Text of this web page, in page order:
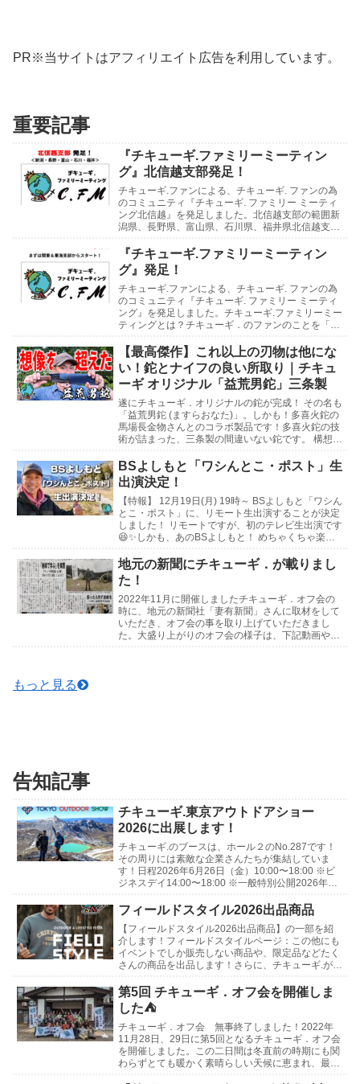
PR※当サイトはアフィリエイト広告を利用しています。
重要記事
『チキューギ.ファミリーミーティン
グ』北信越支部発足！
チキューギ.ファンによる、チキューギ. ファンの為
のコミュニティ『チキューギ. ファミリー ミーティ
ング北信越』を発足しました。北信越支部の範囲新
潟県、長野県、富山県、石川県、福井県北信越支部
に...
『チキューギ.ファミリーミーティン
グ』発足！
チキューギ.ファンによる、チキューギ. ファンの為
のコミュニティ『チキューギ. ファミリー ミーティ
ング』を発足しました。チキューギ.ファミリーミー
ティングとは？チキューギ．のファンのことを「チ
【最高傑作】これ以上の刃物は他にな
い！鉈とナイフの良い所取り｜チキュ
ーギ オリジナル「益荒男鉈」三条製
遂にチキューギ．オリジナルの鉈が完成！ その名も
「益荒男鉈 (ますらおなた)」。しかも！多喜火鉈の
馬場長金物さんとのコラボ製品です！多喜火鉈の技
術が詰まった、三条製の間違いない鉈です。 構想3
覧...
BSよしもと「ワシんとこ・ポスト」生
出演決定！
【特報】 12月19日(月) 19時～ BSよしもと「ワシん
とこ・ポスト」に、リモート生出演することが決定
しました！ リモートですが、初のテレビ生出演です
😆✨しかも、あのBSよしもと！ めちゃくちゃ楽し
地元の新聞にチキューギ．が載りまし
た！
2022年11月に開催しましたチキューギ．オフ会の
時に、地元の新聞社「妻有新聞」さんに取材をして
いただき、オフ会の事を取り上げていただきまし
た。大盛り上がりのオフ会の様子は、下記動画や写
もっと見る
告知記事
チキューギ.東京アウトドアショー
2026に出展します！
チキューギ.のブースは、ホール２のNo.287です！
その周りには素敵な企業さんたちが集結していま
す！日程2026年6月26日（金）10:00〜18:00 ※ビ
ジネスデイ14:00〜18:00 ※一般特別公開2026年6
フィールドスタイル2026出品商品
【フィールドスタイル2026出品商品】の一部を紹
介します！フィールドスタイルページ：この他にも
イベントでしか販売しない商品や、限定品などたく
さんの商品を出品します！さらに、チキューギ.が使
などの...
第5回 チキューギ．オフ会を開催しま
した⛺
チキューギ．オフ会 無事終了しました！2022年
11月28日、29日に第5回となるチキューギ．オフ会
を開催しました。この二日間は冬直前の時期にも関
わらずとても暖かく素晴らしい天候に恵まれ、最高